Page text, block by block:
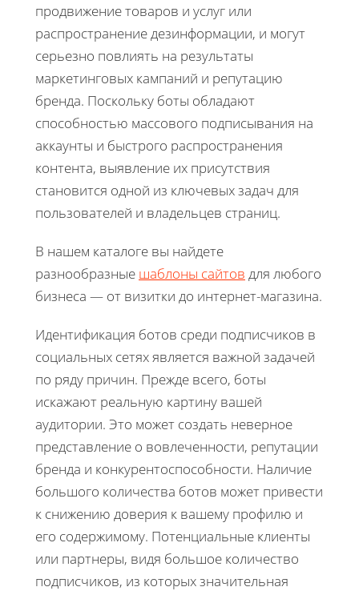
продвижение товаров и услуг или
распространение дезинформации, и могут
серьезно повлиять на результаты
маркетинговых кампаний и репутацию
бренда. Поскольку боты обладают
способностью массового подписывания на
аккаунты и быстрого распространения
контента, выявление их присутствия
становится одной из ключевых задач для
пользователей и владельцев страниц.
В нашем каталоге вы найдете
разнообразные шаблоны сайтов для любого
бизнеса — от визитки до интернет-магазина.
Идентификация ботов среди подписчиков в
социальных сетях является важной задачей
по ряду причин. Прежде всего, боты
искажают реальную картину вашей
аудитории. Это может создать неверное
представление о вовлеченности, репутации
бренда и конкурентоспособности. Наличие
большого количества ботов может привести
к снижению доверия к вашему профилю и
его содержимому. Потенциальные клиенты
или партнеры, видя большое количество
подписчиков, из которых значительная